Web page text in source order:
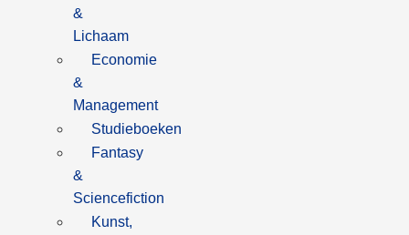
&
Lichaam
Economie
&
Management
Studieboeken
Fantasy
&
Sciencefiction
Kunst,